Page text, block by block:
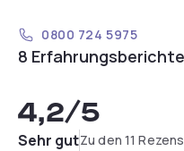
0800 724 5975
8
4,2/5
Sehr gutZu den 11